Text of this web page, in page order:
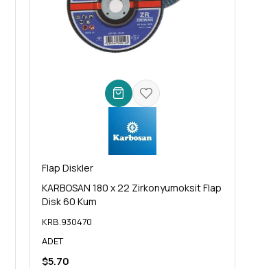
Flap Diskler
KARBOSAN 180 x 22 Zirkonyumoksit Flap
Disk 60 Kum
KRB.930470
ADET
$5.70